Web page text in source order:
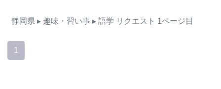
静岡県 ▸ 趣味・習い事 ▸ 語学 リクエスト 1ページ目
1